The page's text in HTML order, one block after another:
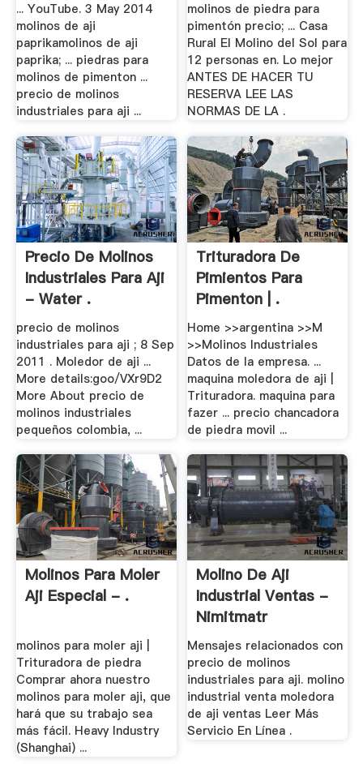
... YouTube. 3 May 2014
molinos de aji
paprikamolinos de aji
paprika; ... piedras para
molinos de pimenton ...
precio de molinos
industriales para aji ...
molinos de piedra para
pimentón precio; ... Casa
Rural El Molino del Sol para
12 personas en. Lo mejor
ANTES DE HACER TU
RESERVA LEE LAS
NORMAS DE LA .
Precio De Molinos
Industriales Para Aji
- Water .
precio de molinos
industriales para aji ; 8 Sep
2011 . Moledor de aji ...
More details:goo/VXr9D2
More About precio de
molinos industriales
pequeños colombia, ...
Trituradora De
Pimientos Para
Pimenton | .
Home >>argentina >>M
>>Molinos Industriales
Datos de la empresa. ...
maquina moledora de aji |
Trituradora. maquina para
fazer ... precio chancadora
de piedra movil ...
Molinos Para Moler
Aji Especial - .
molinos para moler aji |
Trituradora de piedra
Comprar ahora nuestro
molinos para moler aji, que
hará que su trabajo sea
más fácil. Heavy Industry
(Shanghai) ...
Molino De Aji
Industrial Ventas -
Nimitmatr
Mensajes relacionados con
precio de molinos
industriales para aji. molino
industrial venta moledora
de aji ventas Leer Más
Servicio En Línea .